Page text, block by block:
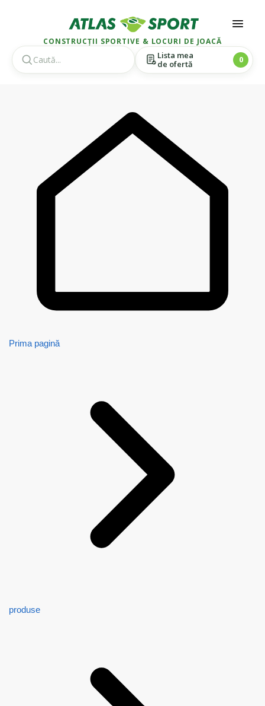
CONSTRUCȚII SPORTIVE & LOCURI DE JOACĂ
Lista mea
de ofertă
0
Prima pagină
produse